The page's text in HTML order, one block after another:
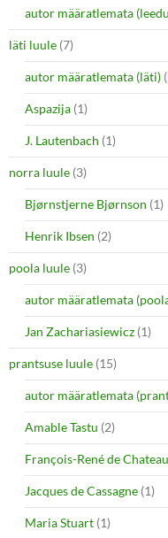
autor määratlemata
läti luule (7)
autor määratlemata (läti)
Aspazija (1)
J. Lautenbach (1)
norra luule (3)
Bjørnstjerne Bjørnson (1)
Henrik Ibsen (2)
poola luule (3)
autor määratlemata
Jan Zachariasiewicz (1)
prantsuse luule (15)
autor määratlemata
Amable Tastu (2)
François-René de
Jacques de Cassagne (1)
Maria Stuart (1)